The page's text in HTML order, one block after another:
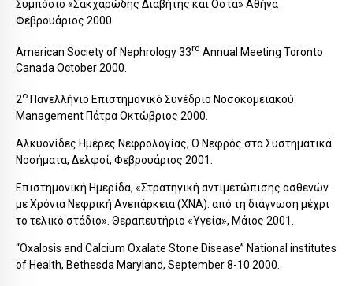
Συμπόσιο «Σακχαρώδης Διαβήτης και Οστά» Αθήνα
Φεβρουάριος 2000
American Society of Nephrology 33rd Annual Meeting Toronto
Canada October 2000.
2ο Πανελλήνιο Επιστημονικό Συνέδριο Νοσοκομειακού
Management Πάτρα Οκτώβριος 2000.
Αλκυονίδες Ημέρες Νεφρολογίας, Ο Νεφρός στα Συστηματικά
Νοσήματα, Δελφοί, Φεβρουάριος 2001.
Επιστημονική Ημερίδα, «Στρατηγική αντιμετώπισης ασθενών
με Χρόνια Νεφρική Ανεπάρκεια (ΧΝΑ): από τη διάγνωση μέχρι
το τελικό στάδιο». Θεραπευτήριο «Υγεία», Μάιος 2001.
“Oxalosis and Calcium Oxalate Stone Disease” National institutes
of Health, Bethesda Maryland, September 8-10 2000.